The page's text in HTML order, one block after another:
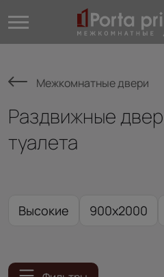
Межкомнатные двери
Раздвижные
туалета
Высокие 900x2000